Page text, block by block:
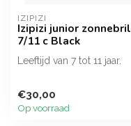
IZIPIZI
Izipizi junior zonnebril
7/11 c Black
Leeftijd van 7 tot 11 jaar.
€30,00
Op voorraad